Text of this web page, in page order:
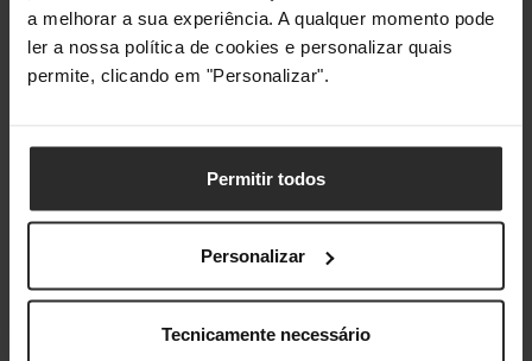
a melhorar a sua experiência. A qualquer momento pode
ler a nossa política de cookies e personalizar quais
permite, clicando em "Personalizar".
Permitir todos
Personalizar
Tecnicamente necessário
Indicação
Potência 3270 W
Proteção contra sobreaquecimento Sim